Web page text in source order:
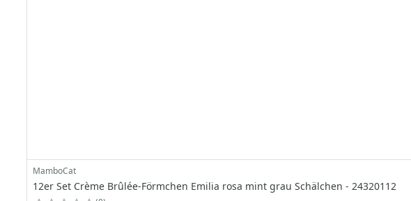
MamboCat
12er Set Crème Brûlée-Förmchen Emilia rosa mint grau Schälchen - 24320112